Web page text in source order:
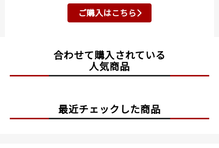
ご購入はこちら
合わせて購入されている
人気商品
最近チェックした商品